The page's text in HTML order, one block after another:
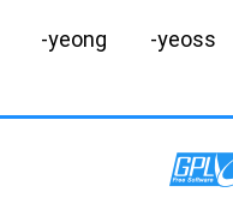
-yeong -yeoss